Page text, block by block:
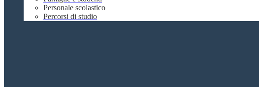
Personale scolastico
Percorsi di studio